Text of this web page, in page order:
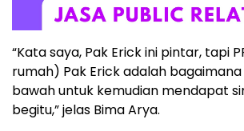
“Kata saya, Pak Erick ini pintar, tapi
rumah) Pak Erick adalah
bawah untuk kemudian mendapat
begitu,” jelas Bima Arya.